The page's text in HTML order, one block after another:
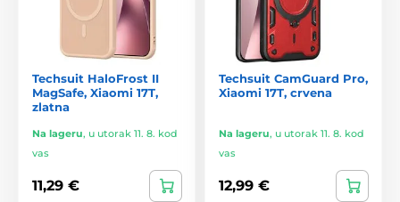
Techsuit HaloFrost II
MagSafe, Xiaomi 17T,
zlatna
Na lageru, u utorak 11. 8. kod
vas
11,29 €
Techsuit CamGuard Pro,
Xiaomi 17T, crvena
Na lageru, u utorak 11. 8. kod
vas
12,99 €